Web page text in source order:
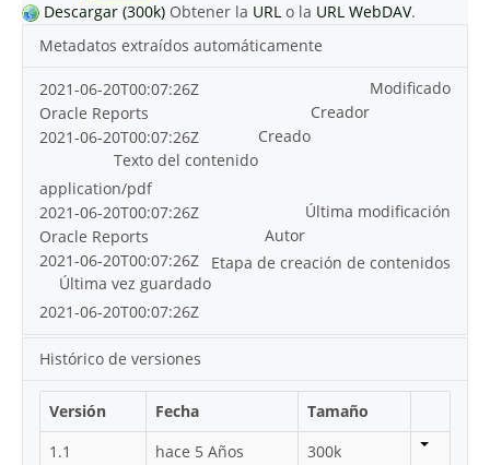
Descargar (300k) Obtener la URL o la URL WebDAV.
Metadatos extraídos automáticamente
Modificado
2021-06-20T00:07:26Z
Creador
Oracle Reports
Creado
2021-06-20T00:07:26Z
Texto del contenido
application/pdf
Última modificación
2021-06-20T00:07:26Z
Autor
Oracle Reports
Etapa de creación de contenidos
2021-06-20T00:07:26Z
Última vez guardado
2021-06-20T00:07:26Z
Histórico de versiones
Versión Fecha
Tamaño
1.1
hace 5 Años
300k